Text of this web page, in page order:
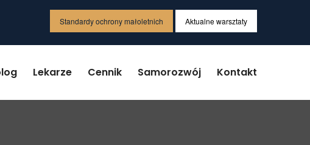
Standardy ochrony małoletnich Aktualne warsztaty
Lekarze Cennik Samorozwój Kontakt